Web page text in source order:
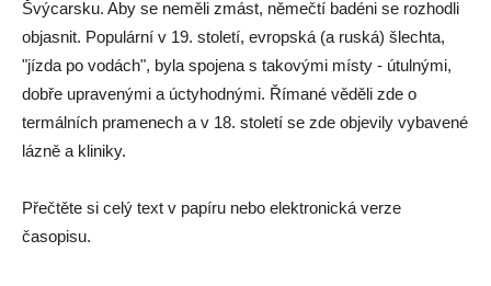
Švýcarsku. Aby se neměli zmást, němečtí badéni se rozhodli
objasnit. Populární v 19. století, evropská (a ruská) šlechta,
"jízda po vodách", byla spojena s takovými místy - útulnými,
dobře upravenými a úctyhodnými. Římané věděli zde o
termálních pramenech a v 18. století se zde objevily vybavené
lázně a kliniky.
Přečtěte si celý text v papíru nebo elektronická verze
časopisu.